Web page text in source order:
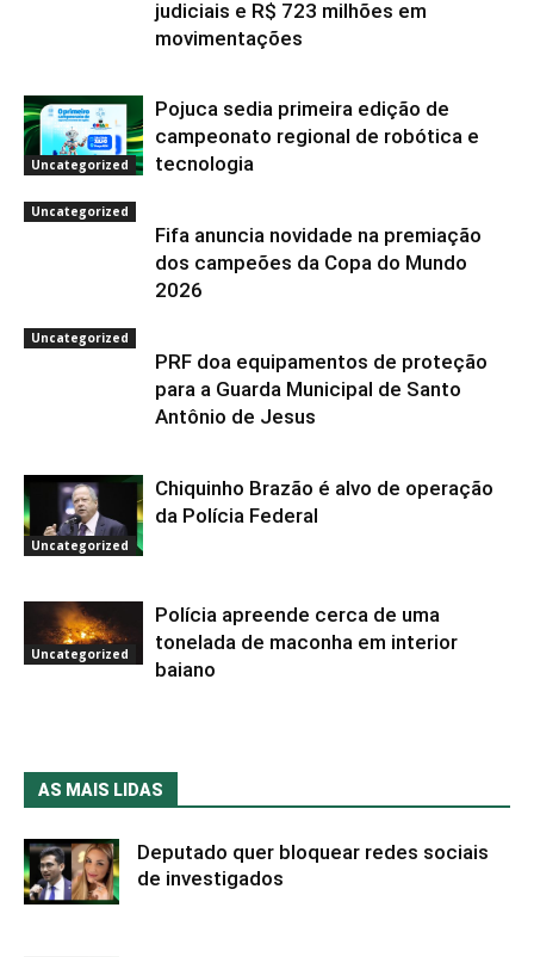
judiciais e R$ 723 milhões em
movimentações
Uncategorized
Pojuca sedia primeira edição de
campeonato regional de robótica e
tecnologia
Uncategorized
Fifa anuncia novidade na premiação
dos campeões da Copa do Mundo
2026
Uncategorized
PRF doa equipamentos de proteção
para a Guarda Municipal de Santo
Antônio de Jesus
Uncategorized
Chiquinho Brazão é alvo de operação
da Polícia Federal
Uncategorized
Polícia apreende cerca de uma
tonelada de maconha em interior
baiano
AS MAIS LIDAS
Deputado quer bloquear redes sociais
de investigados